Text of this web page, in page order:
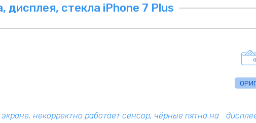
дисплея, стекла iPhone 7 Plus
некорректно работает сенсор, чёрные пятна на